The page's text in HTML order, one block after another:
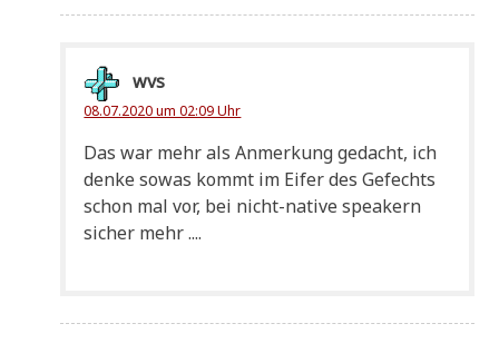
wvs
08.07.2020 um 02:09 Uhr
Das war mehr als Anmer­kung gedacht, ich
den­ke sowas kommt im Eifer des Gefechts
schon mal vor, bei nicht-nati­ve spea­k­ern
sicher mehr ....